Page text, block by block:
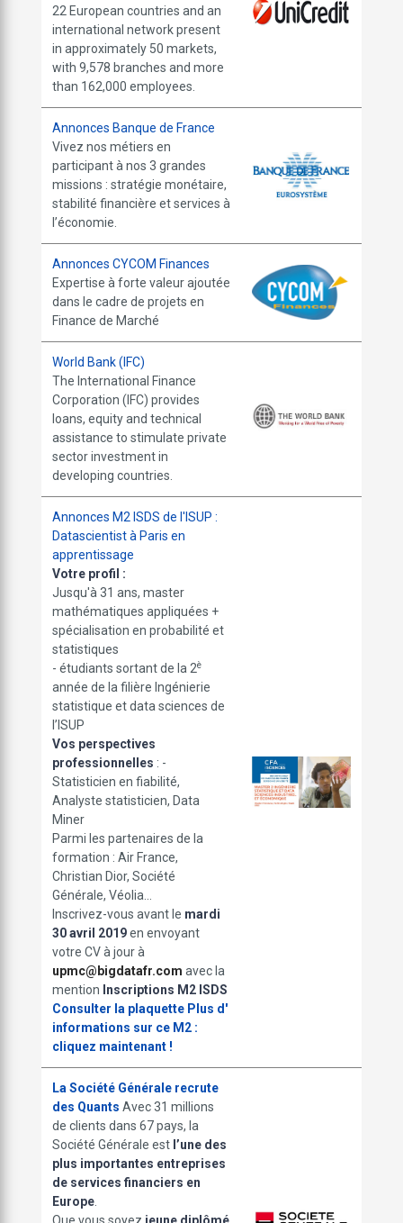
22 European countries and an
international network present
in approximately 50 markets,
with 9,578 branches and more
than 162,000 employees.
Annonces Banque de France
Vivez nos métiers en
participant à nos 3 grandes
missions : stratégie monétaire,
stabilité financière et services à
l’économie.
Annonces CYCOM Finances
Expertise à forte valeur ajoutée
dans le cadre de projets en
Finance de Marché
World Bank (IFC)
The International Finance
Corporation (IFC) provides
loans, equity and technical
assistance to stimulate private
sector investment in
developing countries.
Annonces M2 ISDS de l'ISUP :
Datascientist à Paris en
apprentissage
Votre profil :
Jusqu'à 31 ans, master
mathématiques appliquées +
spécialisation en probabilité et
statistiques
- étudiants sortant de la 2è
année de la filière Ingénierie
statistique et data sciences de
l’ISUP
Vos perspectives
professionnelles : -
Statisticien en fiabilité,
Analyste statisticien, Data
Miner
Parmi les partenaires de la
formation : Air France,
Christian Dior, Société
Générale, Véolia...
Inscrivez-vous avant le mardi
30 avril 2019en envoyant
votre CV à jour à
upmc@bigdatafr.com avec la
mention Inscriptions M2 ISDS
Consulter la plaquette Plus d'
informations sur ce M2 :
cliquez maintenant !
La Société Générale recrute
des Quants Avec 31 millions
de clients dans 67 pays, la
Société Générale est l’une des
plus importantes entreprises
de services financiers en
Europe